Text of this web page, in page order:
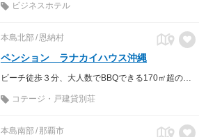
ビジネスホテル
本島北部 恩納村
ペンション ラナカイハウス沖縄
ビーチ徒歩３分、大人数でBBQできる170㎡超のオーシャンビュー 貸別荘
コテージ・戸建貸別荘
本島南部 那覇市